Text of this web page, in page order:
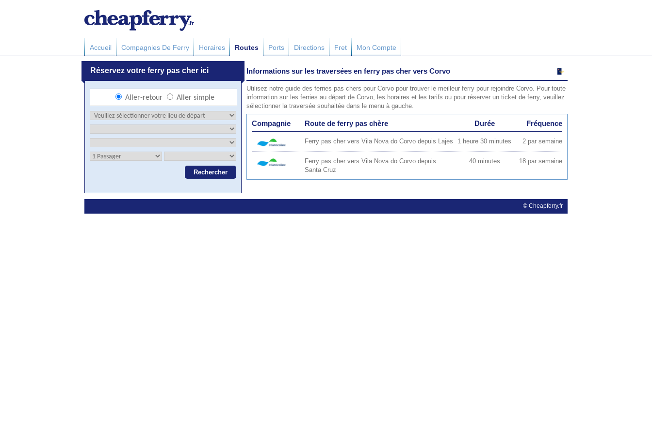
Accueil Compagnies De Ferry Horaires Routes Ports Directions Fret Mon Compte
Informations sur les traversées en ferry pas cher vers Corvo
Utilisez notre guide des ferries pas chers pour Corvo pour trouver le meilleur ferry pour rejoindre Corvo. Pour toute
information sur les ferries au départ de Corvo, les horaires et les tarifs ou pour réserver un ticket de ferry, veuillez
sélectionner la traversée souhaitée dans le menu à gauche.
Compagnie Route de ferry pas chère Durée Fréquence
Ferry pas cher vers Vila Nova do Corvo depuis Lajes 1 heure 30 minutes 2 par semaine
Ferry pas cher vers Vila Nova do Corvo depuis
Santa Cruz
40 minutes 18 par semaine
© Cheapferry.fr